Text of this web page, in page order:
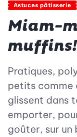
Astuces pâtisserie
Miam-
muffins!
Pratiques,
petits comme
glissent dans
emporter,
goûter, sur un